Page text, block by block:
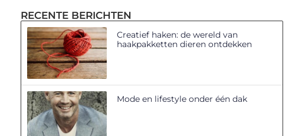
RECENTE BERICHTEN
Creatief haken: de wereld van
haakpakketten dieren ontdekken
Mode en lifestyle onder één dak